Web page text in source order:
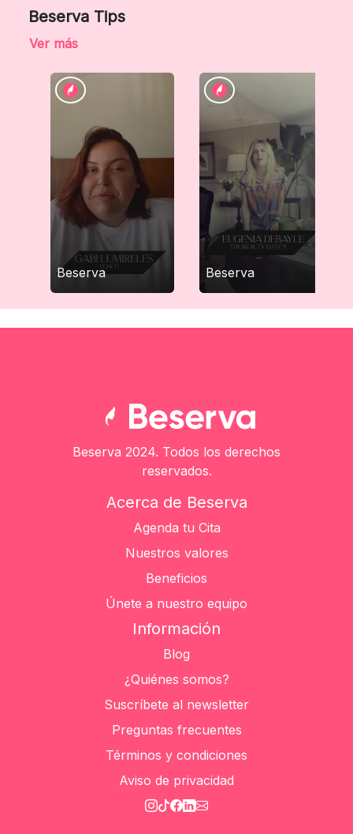
Beserva Tips
Ver más
Beserva Beserva
Beserva 2024. Todos los derechos
reservados.
Acerca de Beserva
Agenda tu Cita
Nuestros valores
Beneficios
Únete a nuestro equipo
Información
Blog
¿Quiénes somos?
Suscríbete al newsletter
Preguntas frecuentes
Términos y condiciones
Aviso de privacidad